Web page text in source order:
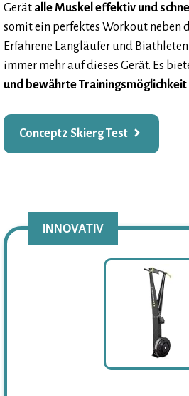
Gerät alle Muskel effektiv und
somit ein perfektes Workout neben
Erfahrene Langläufer und
immer mehr auf dieses Gerät. Es
und bewährte Trainingsmöglichkeit
Concept2 Skierg Test
INNOVATIV